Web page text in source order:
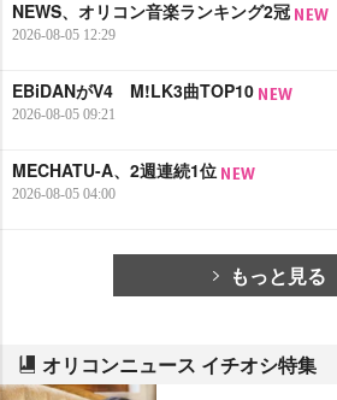
NEWS、オリコン音楽ランキング2冠
2026-08-05 12:29
EBiDANがV4 M!LK3曲TOP10
2026-08-05 09:21
MECHATU-A、2週連続1位
2026-08-05 04:00
もっと見る
オリコンニュース イチオシ特集